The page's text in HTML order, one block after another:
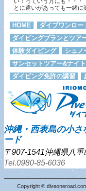
とに違いがあっても一緒に
HOME ダイブワンロー
ダイビングプランとツア
体験ダイビング
シュノ
サンセットツアー&ナイ
ダイビング免許の講習
沖縄・西表島の小
ード
〒907-1541沖縄県八
Tel.0980-85-6036
Copyright ©